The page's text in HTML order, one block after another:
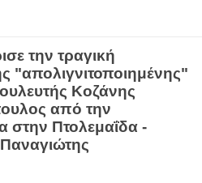
την τραγική
"απολιγνιτοποιημένης"
Κοζάνης
από την
στην Πτολεμαΐδα -